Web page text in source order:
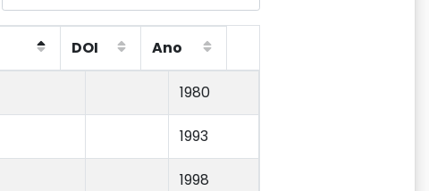
DOI
Ano
1980
1993
1998